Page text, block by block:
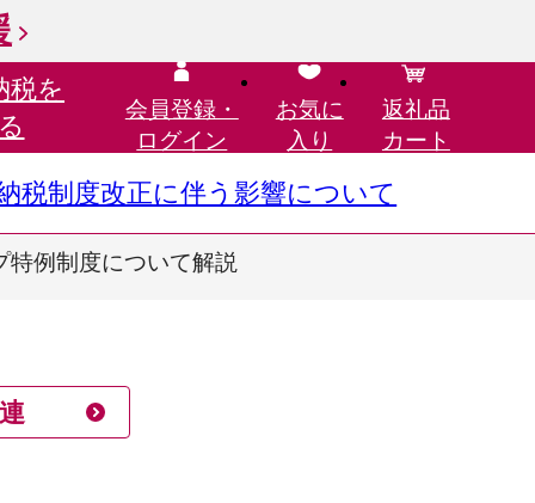
税を
会員登録・
ログイン
お気に
入り
返礼品
カート
税制度改正に伴う影響について
例制度について解説